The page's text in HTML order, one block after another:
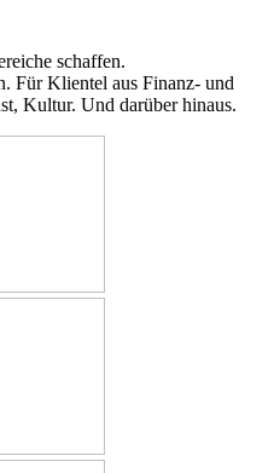
schaffen.
Für Klientel aus Finanz- und
Kultur. Und darüber hinaus.